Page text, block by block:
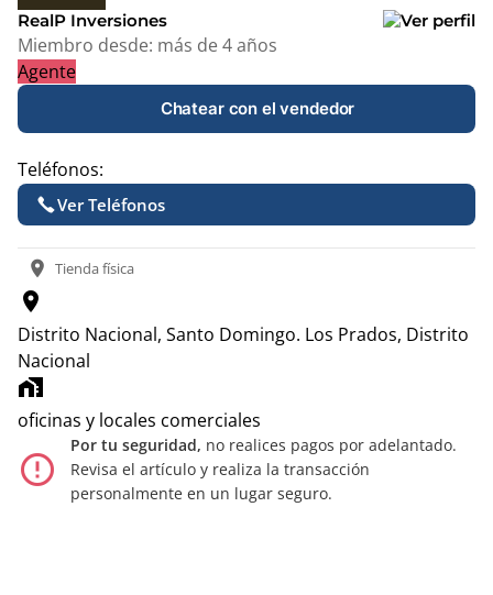
RealP Inversiones
Miembro desde: más de 4 años
Agente
Chatear con el vendedor
Teléfonos:
Ver Teléfonos
location_on Tienda física
location_on
Distrito Nacional, Santo Domingo. Los Prados, Distrito
Nacional
home_work
oficinas y locales comerciales
error_outline
Por tu seguridad, no realices pagos por adelantado.
Revisa el artículo y realiza la transacción
personalmente en un lugar seguro.